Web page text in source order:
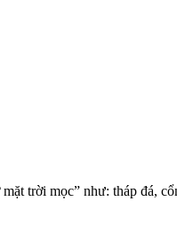
trời mọc” như: tháp đá,